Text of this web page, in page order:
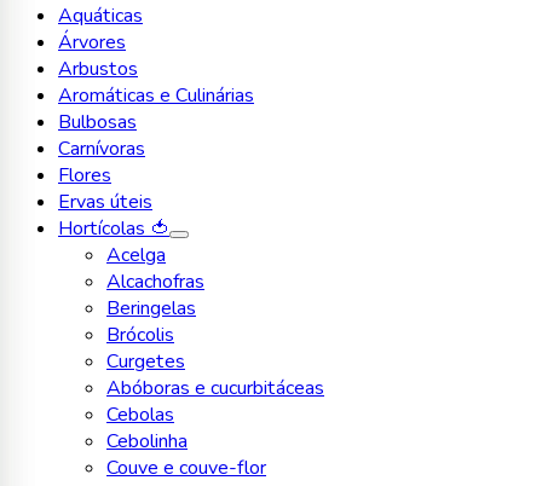
Aquáticas
Árvores
Arbustos
Aromáticas e Culinárias
Bulbosas
Carnívoras
Flores
Ervas úteis
Hortícolas 🍅
Acelga
Alcachofras
Beringelas
Brócolis
Curgetes
Abóboras e cucurbitáceas
Cebolas
Cebolinha
Couve e couve-flor